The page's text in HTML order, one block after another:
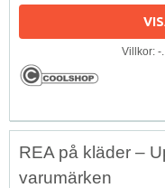
Villkor: -
REA på kläder –
varumärken